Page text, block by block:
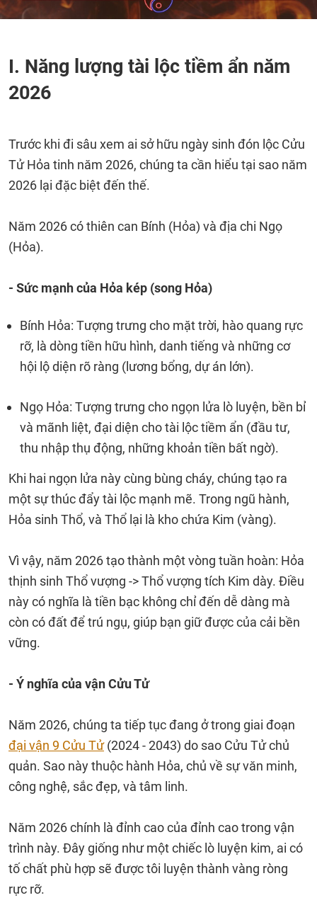
I. Năng lượng tài lộc tiềm ẩn năm
2026
Trước khi đi sâu xem ai sở hữu ngày sinh đón lộc Cửu
Tử Hỏa tinh năm 2026, chúng ta cần hiểu tại sao năm
2026 lại đặc biệt đến thế.
Năm 2026 có thiên can Bính (Hỏa) và địa chi Ngọ
(Hỏa).
- Sức mạnh của Hỏa kép (song Hỏa)
Bính Hỏa: Tượng trưng cho mặt trời, hào quang rực
rỡ, là dòng tiền hữu hình, danh tiếng và những cơ
hội lộ diện rõ ràng (lương bổng, dự án lớn).
Ngọ Hỏa: Tượng trưng cho ngọn lửa lò luyện, bền bỉ
và mãnh liệt, đại diện cho tài lộc tiềm ẩn (đầu tư,
thu nhập thụ động, những khoản tiền bất ngờ).
Khi hai ngọn lửa này cùng bùng cháy, chúng tạo ra
một sự thúc đẩy tài lộc mạnh mẽ. Trong ngũ hành,
Hỏa sinh Thổ, và Thổ lại là kho chứa Kim (vàng).
Vì vậy, năm 2026 tạo thành một vòng tuần hoàn: Hỏa
thịnh sinh Thổ vượng -> Thổ vượng tích Kim dày. Điều
này có nghĩa là tiền bạc không chỉ đến dễ dàng mà
còn có đất để trú ngụ, giúp bạn giữ được của cải bền
vững.
- Ý nghĩa của vận Cửu Tử
Năm 2026, chúng ta tiếp tục đang ở trong giai đoạn
đại vận 9 Cửu Tử(2024 - 2043) do sao Cửu Tử chủ
quản. Sao này thuộc hành Hỏa, chủ về sự văn minh,
công nghệ, sắc đẹp, và tâm linh.
Năm 2026 chính là đỉnh cao của đỉnh cao trong vận
trình này. Đây giống như một chiếc lò luyện kim, ai có
tố chất phù hợp sẽ được tôi luyện thành vàng ròng
rực rỡ.